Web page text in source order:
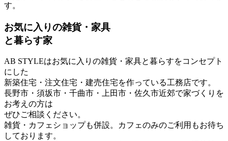
す。
お気に入りの雑貨・家具
と暮らす家
AB STYLEはお気に入りの雑貨・家具と暮らすをコンセプト
にした
新築住宅・注文住宅・建売住宅を作っている工務店です。
長野市・須坂市・千曲市・上田市・佐久市近郊で家づくりを
お考えの方は
ぜひご相談ください。
雑貨・カフェショップも併設。カフェのみのご利用もお待ち
しております。